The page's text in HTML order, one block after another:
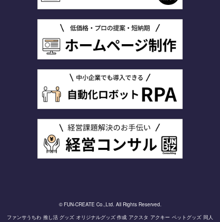
© FUN-CREATE Co.,Ltd. All Rights Reserved.
ファンサうちわ 推し活 グッズ オリジナルグッズ 作成 アクスタ アクキー ペットグッズ 同人